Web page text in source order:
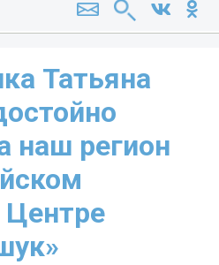
Татьяна
наш регион
Центре